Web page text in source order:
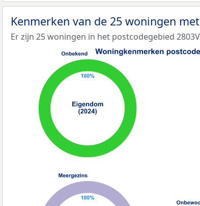
Kenmerken van de 25 woningen
Er zijn 25 woningen in het postcodegebied